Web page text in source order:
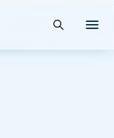
Suche